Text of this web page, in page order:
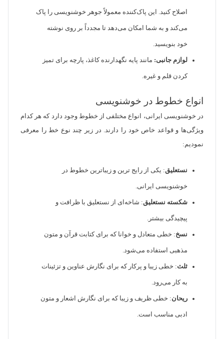
اصلاح کنید. این پاک‌کننده معمولاً جوهر خوشنویسی را پاک
می‌کند و به شما امکان می‌دهد تا مجدداً بر روی نوشته
خود بنویسید.
لوازم جانبی: مانند پایه نگهدارنده کاغذ، پارچه برای تمیز
کردن قلم و غیره.
انواع خطوط در خوشنویسی
در خوشنویسی ایرانی، انواع مختلفی از خطوط وجود دارد که هر کدام
ویژگی‌ها و قواعد خاص خود را دارند. در زیر چند نوع خط را معرفی
نمودیم:
نستعلیق: یکی از رایج ترین و زیباترین خطوط در
خوشنویسی ایرانی.
شکسته نستعلیق: شاخه‌ای از نستعلیق با ظرافت و
پیچیدگی بیشتر.
نسخ: خطی متعادل و خوانا که برای کتابت قرآن و متون
مذهبی استفاده می‌شود.
ثلث: خطی زیبا و پرکار که برای نگارش عناوین و تزئینات
به کار می‌رود.
ریحان: خطی ظریف و زیبا که برای نگارش اشعار و متون
ادبی مناسب است.